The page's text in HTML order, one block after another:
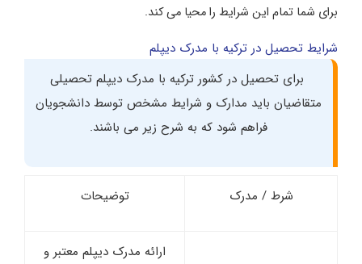
برای شما تمام این شرایط را محیا می کند.
شرایط تحصیل در ترکیه با مدرک دیپلم
برای تحصیل در کشور ترکیه با مدرک دیپلم تحصیلی
متقاضیان باید مدارک و شرایط مشخص توسط دانشجویان
فراهم شود که به شرح زیر می باشند.
شرط / مدرک توضیحات
ارائه مدرک دیپلم معتبر و